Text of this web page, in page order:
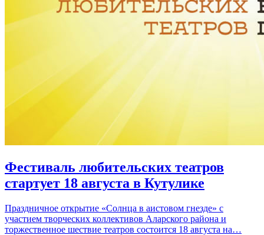
Фестиваль любительских театров
стартует 18 августа в Кутулике
Праздничное открытие «Солнца в аистовом гнезде» с
участием творческих коллективов Аларского района и
торжественное шествие театров состоится 18 августа на…